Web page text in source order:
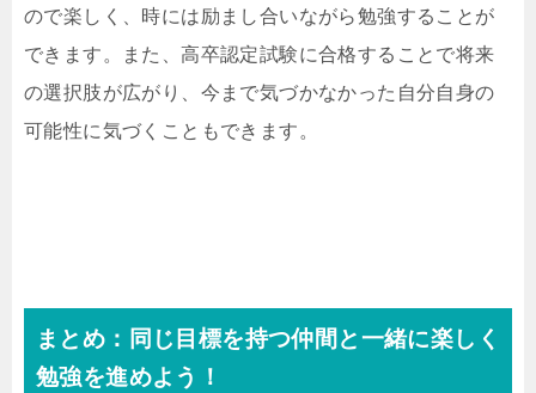
ので楽しく、時には励まし合いながら勉強することが
できます。また、高卒認定試験に合格することで将来
の選択肢が広がり、今まで気づかなかった自分自身の
可能性に気づくこともできます。
まとめ：同じ目標を持つ仲間と一緒に楽しく
勉強を進めよう！